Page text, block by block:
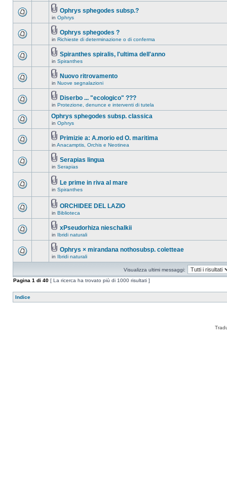
Ophrys sphegodes subsp.?
in Ophrys
Ophrys sphegodes ?
in Richieste di determinazione o di conferma
Spiranthes spiralis, l'ultima dell'anno
in Spiranthes
Nuovo ritrovamento
in Nuove segnalazioni
Diserbo ... "ecologico" ???
in Protezione, denunce e interventi di tutela
Ophrys sphegodes subsp. classica
in Ophrys
Primizie a: A.morio ed O. maritima
in Anacamptis, Orchis e Neotinea
Serapias lingua
in Serapias
Le prime in riva al mare
in Spiranthes
ORCHIDEE DEL LAZIO
in Biblioteca
xPseudorhiza nieschalkii
in Ibridi naturali
Ophrys × mirandana nothosubsp. coletteae
in Ibridi naturali
Visualizza ultimi messaggi:
Pagina 1 di 40 [ La ricerca ha trovato più di 1000 risultati ]
Indice